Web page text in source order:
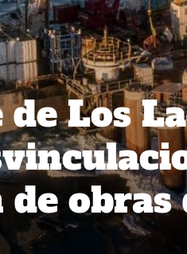
Los
de